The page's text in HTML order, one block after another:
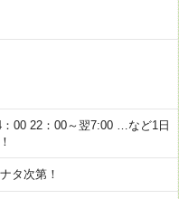
00 22：00～翌7:00 …など1日
タ次第！